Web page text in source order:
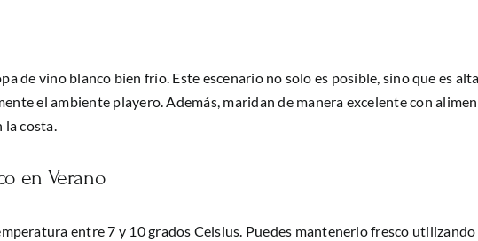
de vino blanco bien frío. Este escenario no solo es posible, sino que es
el ambiente playero. Además, maridan de manera excelente con
la costa.
en Verano
entre 7 y 10 grados Celsius. Puedes mantenerlo fresco